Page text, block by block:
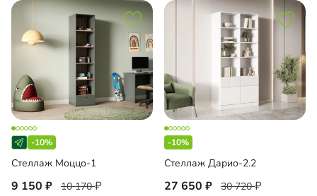
-10%
Стеллаж Моццо-1
9 150 10 170
-10%
Стеллаж Дарио-2.2
27 650 30 720